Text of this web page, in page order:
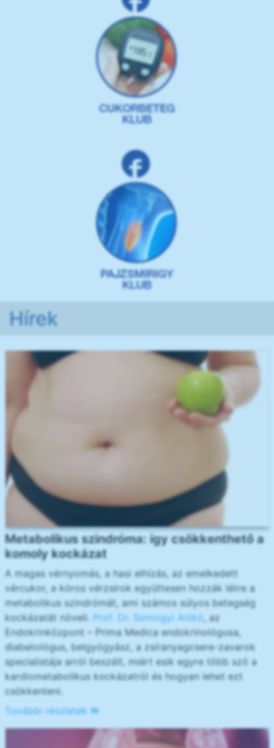
Hírek
Metabolikus szindróma: így csökkenthető a
komoly kockázat
A magas vérnyomás, a hasi elhízás, az emelkedett
vércukor, a kóros vérzsírok együttesen hozzák létre a
metabolikus szindrómát, ami számos súlyos betegség
kockázatát növeli. Prof. Dr. Somogyi Anikó, az
Endokrinközpont – Prima Medica endokrinológusa,
diabetológus, belgyógyász, a zsíranyagcsere-zavarok
specialistája arról beszélt, miért esik egyre több szó a
kardiometabolikus kockázatról és hogyan lehet ezt
csökkenteni.
További részletek